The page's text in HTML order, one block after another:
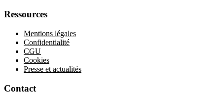
Ressources
Mentions légales
Confidentialité
CGU
Cookies
Presse et actualités
Contact